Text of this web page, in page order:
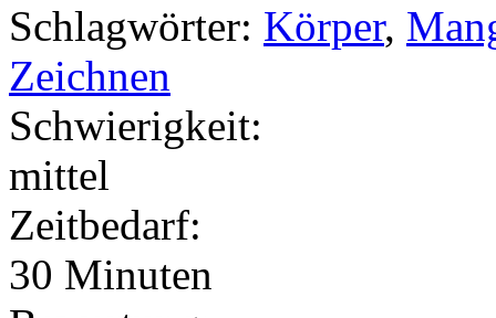
Schlagwörter: Körper,
Zeichnen
Schwierigkeit:
mittel
Zeitbedarf:
30 Minuten